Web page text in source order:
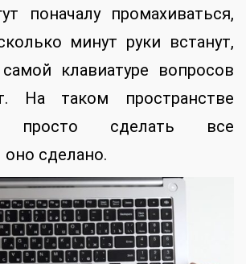
поначалу промахиваться,
минут руки встанут,
клавиатуре вопросов
На таком пространстве
просто сделать все
сделано.